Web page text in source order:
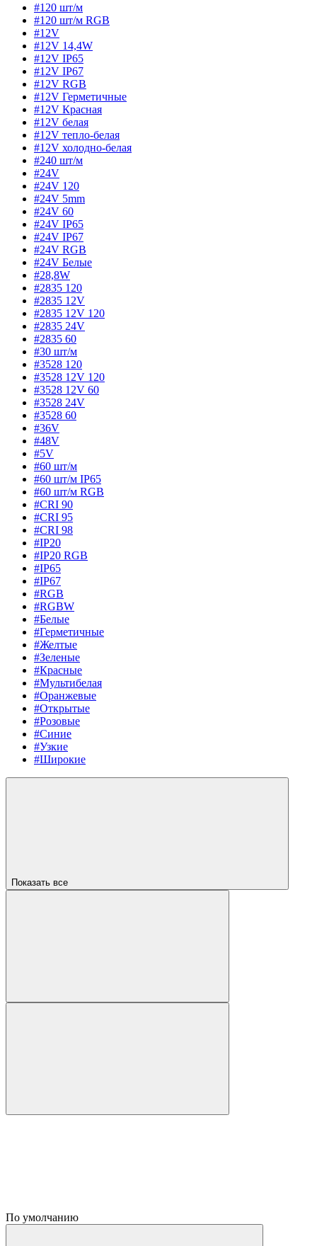
#120 шт/м
#120 шт/м RGB
#12V
#12V 14,4W
#12V IP65
#12V IP67
#12V RGB
#12V Герметичные
#12V Красная
#12V белая
#12V тепло-белая
#12V холодно-белая
#240 шт/м
#24V
#24V 120
#24V 5mm
#24V 60
#24V IP65
#24V IP67
#24V RGB
#24V Белые
#28,8W
#2835 120
#2835 12V
#2835 12V 120
#2835 24V
#2835 60
#30 шт/м
#3528 120
#3528 12V 120
#3528 12V 60
#3528 24V
#3528 60
#36V
#48V
#5V
#60 шт/м
#60 шт/м IP65
#60 шт/м RGB
#CRI 90
#CRI 95
#CRI 98
#IP20
#IP20 RGB
#IP65
#IP67
#RGB
#RGBW
#Белые
#Герметичные
#Желтые
#Зеленые
#Красные
#Мультибелая
#Оранжевые
#Открытые
#Розовые
#Синие
#Узкие
#Широкие
Показать все
По умолчанию